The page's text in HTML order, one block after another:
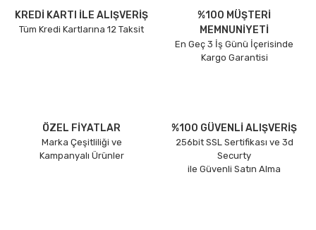
KREDİ KARTI İLE ALIŞVERİŞ
Tüm Kredi Kartlarına 12 Taksit
%100 MÜŞTERİ
MEMNUNİYETİ
En Geç 3 İş Günü İçerisinde
Kargo Garantisi
ÖZEL FİYATLAR
Marka Çeşitliliği ve
Kampanyalı Ürünler
%100 GÜVENLİ ALIŞVERİŞ
256bit SSL Sertifikası ve 3d
Securty
ile Güvenli Satın Alma